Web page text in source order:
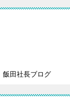
飯田社長ブログ